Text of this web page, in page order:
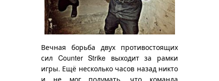
Вечная борьба двух противостоящих
сил Counter Strike выходит за рамки
игры. Ещё несколько часов назад никто
и не мог подумать, что команда